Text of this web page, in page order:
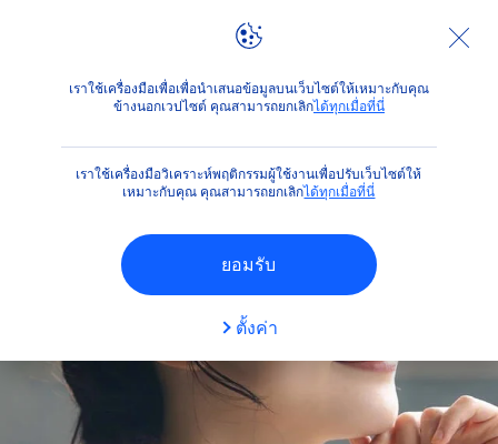
เราใช้เครื่องมือเพื่อเพื่อนำเสนอข้อมูลบนเว็บไซต์ให้เหมาะกับคุณ
ข้างนอกเวปไซต์ คุณสามารถยกเลิกได้ทุกเมื่อที่นี่
เราใช้เครื่องมือวิเคราะห์พฤติกรรมผู้ใช้งานเพื่อปรับเว็บไซต์ให้
เหมาะกับคุณ คุณสามารถยกเลิกได้ทุกเมื่อที่นี่
ยอมรับ
ตั้งค่า
คำแนะนำ คำแนะนำเรื่องผิว
ผลิตภัณฑ์หลัก
ปกป้องผิวจากแสงแดด
ผิวกาย
ผิวหน้า
สภาพผิว